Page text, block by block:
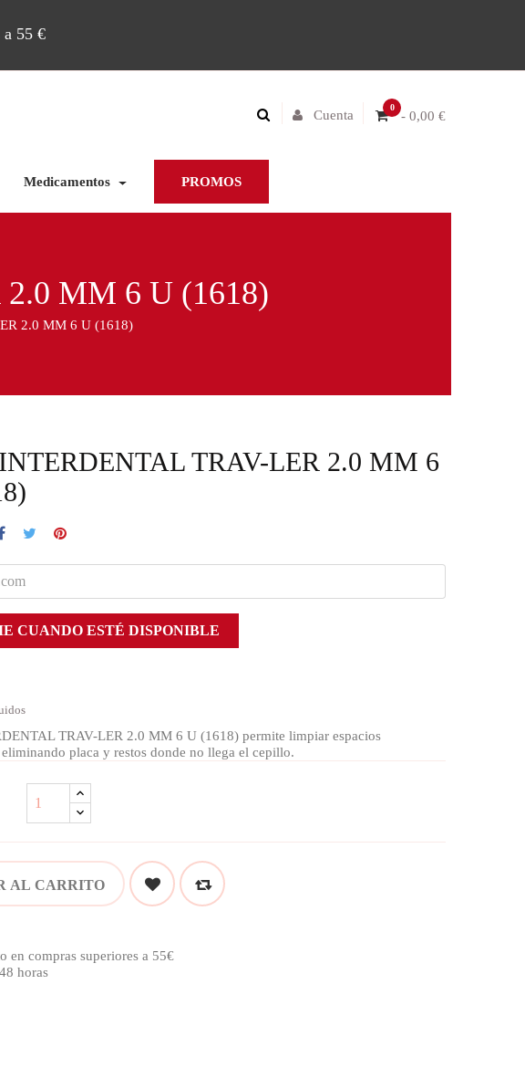
55 €
0
- 0,00 €
Cuenta
Medicamentos PROMOS
MM 6 U (1618)
2.0 MM 6 U (1618)
TRAV-LER 2.0 MM 6
CUANDO ESTÉ DISPONIBLE
TRAV-LER 2.0 MM 6 U (1618) permite limpiar espacios
placa y restos donde no llega el cepillo.
AL CARRITO
en compras superiores a 55€
horas